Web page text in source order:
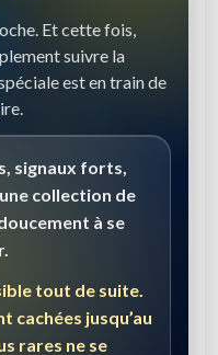
Et cette fois,
suivre la
est en train de
signaux forts,
collection de
à se
tout de suite.
jusqu’au
rares ne se